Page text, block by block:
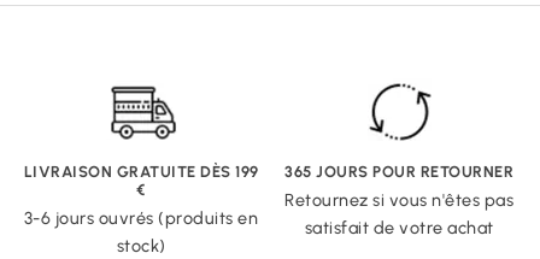
LIVRAISON GRATUITE DÈS 199
€
3-6 jours ouvrés (produits en
stock)
365 JOURS POUR RETOURNER
Retournez si vous n'êtes pas
satisfait de votre achat